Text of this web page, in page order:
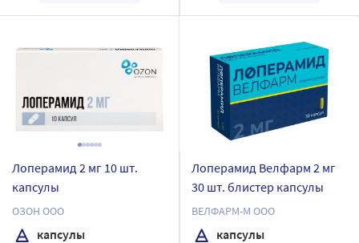
Лоперамид 2 мг 10 шт.
капсулы
ОЗОН ООО
капсулы
Лоперамид Велфарм 2 мг
30 шт. блистер капсулы
ВЕЛФАРМ-М ООО
капсулы